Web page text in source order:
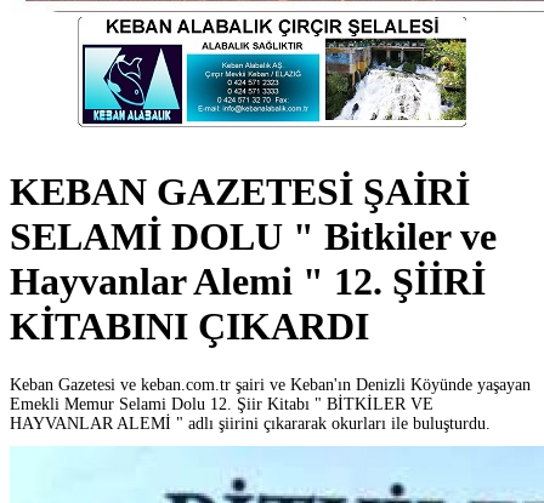
KEBAN GAZETESİ ŞAİRİ
SELAMİ DOLU " Bitkiler ve
Hayvanlar Alemi " 12. ŞİİRİ
KİTABINI ÇIKARDI
Keban Gazetesi ve keban.com.tr şairi ve Keban'ın Denizli Köyünde yaşayan
Emekli Memur Selami Dolu 12. Şiir Kitabı " BİTKİLER VE
HAYVANLAR ALEMİ " adlı şiirini çıkararak okurları ile buluşturdu.